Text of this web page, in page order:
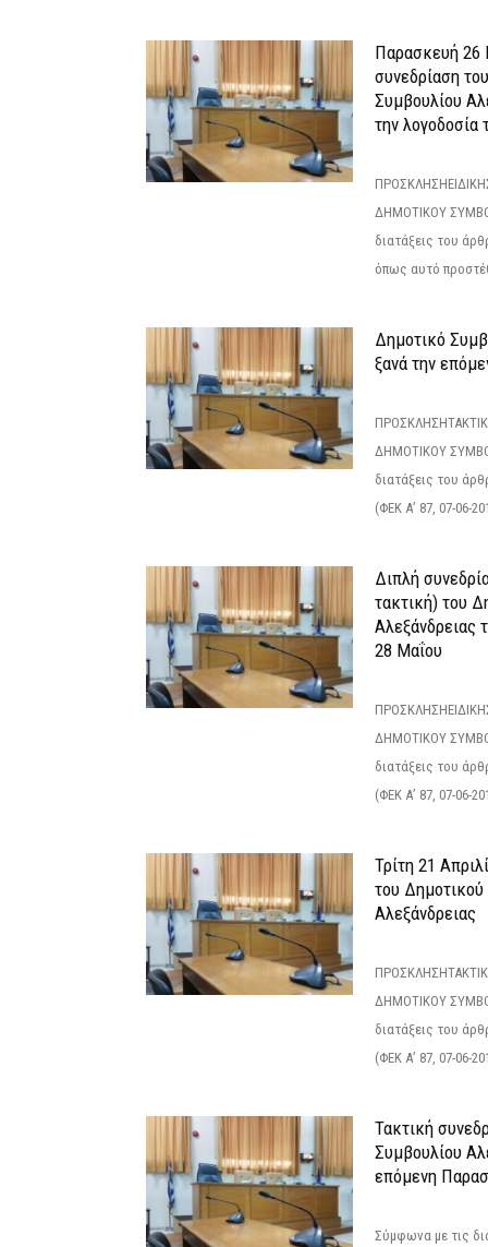
Παρασκευή 26
συνεδρίαση
Συμβουλίου
την λογοδοσία
ΔΗΜΟΤΙΚΟΥ
διατάξεις του
όπως αυτό
Δημοτικό
ξανά την
ΔΗΜΟΤΙΚΟΥ
διατάξεις του
(ΦΕΚ Α’ 87, 07-06-
Διπλή
τακτική) του
Αλεξάνδρειας
28 Μαΐου
ΔΗΜΟΤΙΚΟΥ
διατάξεις του
(ΦΕΚ Α’ 87, 07-06-
Τρίτη 21
του
Αλεξάνδρειας
ΔΗΜΟΤΙΚΟΥ
διατάξεις του
(ΦΕΚ Α’ 87, 07-06-
Τακτική
Συμβουλίου
επόμενη
Σύμφωνα με τις